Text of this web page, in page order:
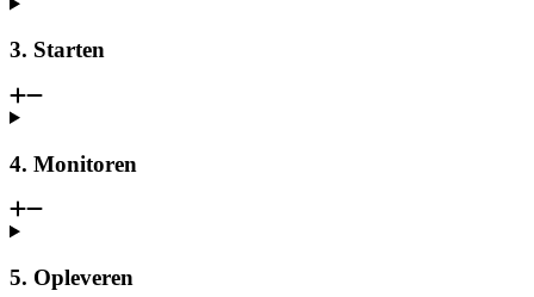
3. Starten
4. Monitoren
5. Opleveren